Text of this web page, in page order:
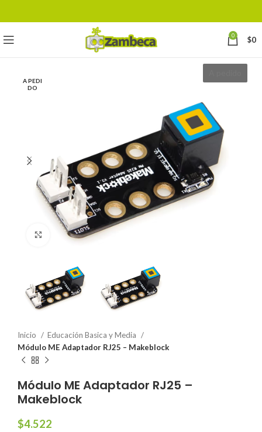
0 $0
A PEDI
DO
Click to enlarge
Inicio
Educación Basica y Media
Módulo ME Adaptador RJ25 – Makeblock
Módulo ME Adaptador RJ25 –
Makeblock
$4.522